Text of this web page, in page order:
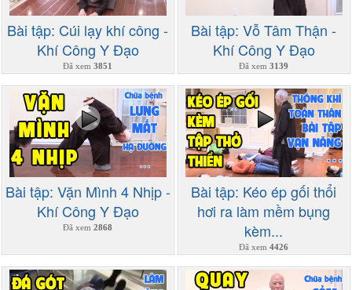
Bài tập: Cúi lạy khí công -
Khí Công Y Đạo
Đã xem3851
Bài tập: Vỗ Tâm Thận -
Khí Công Y Đạo
Đã xem3139
Bài tập: Vặn Mình 4 Nhịp -
Khí Công Y Đạo
Đã xem2868
Bài tập: Kéo ép gối thổi
hơi ra làm mềm bụng
kèm...
Đã xem4426